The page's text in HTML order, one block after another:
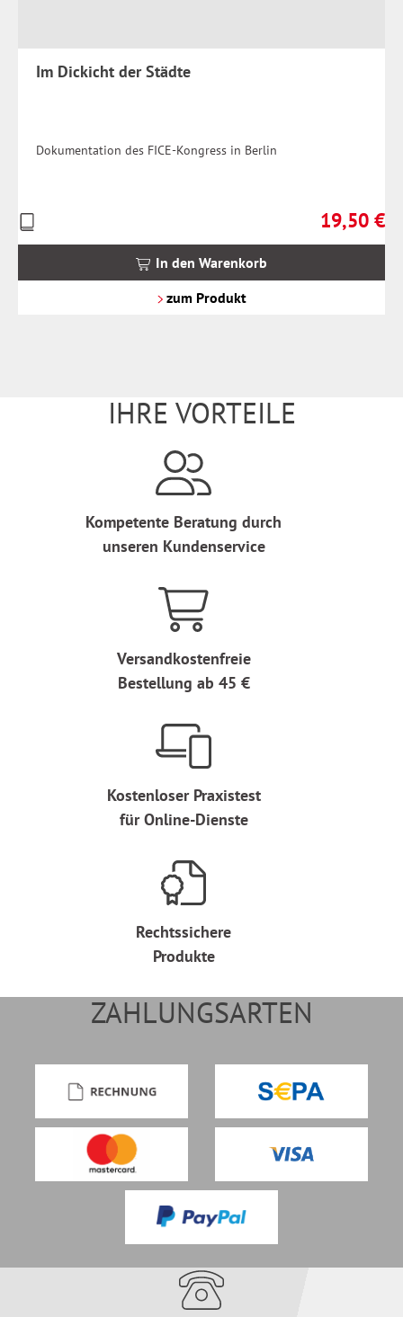
Im Dickicht der Städte
Dokumentation des FICE-Kongress in Berlin
Regulärer
19,50 €
Preise
inkl.
In den Warenkorb
zum Produkt
IHRE VORTEILE
Kompetente Beratung durch
unseren Kundenservice
Versandkostenfreie
Bestellung ab 45 €
Kostenloser Praxistest
für Online-Dienste
Rechtssichere
Produkte
ZAHLUNGSARTEN